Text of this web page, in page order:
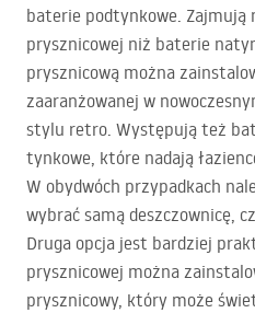
baterie podtynkowe. Zajmują
prysznicowej niż baterie
prysznicową można
zaaranżowanej w
stylu retro. Występują też
tynkowe, które nadają
W obydwóch przypadkach
wybrać samą deszczownicę,
Druga opcja jest bardziej
prysznicowej można
prysznicowy, który może